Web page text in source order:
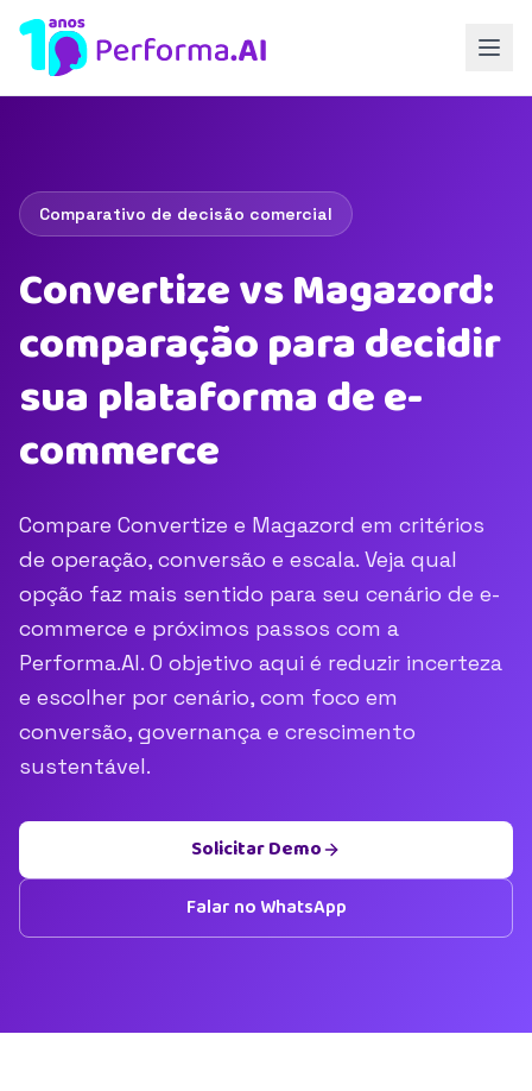
Comparativo de decisão comercial
Convertize vs Magazord:
comparação para decidir
sua plataforma de e-
commerce
Compare Convertize e Magazord em critérios
de operação, conversão e escala. Veja qual
opção faz mais sentido para seu cenário de e-
commerce e próximos passos com a
Performa.AI. O objetivo aqui é reduzir incerteza
e escolher por cenário, com foco em
conversão, governança e crescimento
sustentável.
Solicitar Demo
Falar no WhatsApp